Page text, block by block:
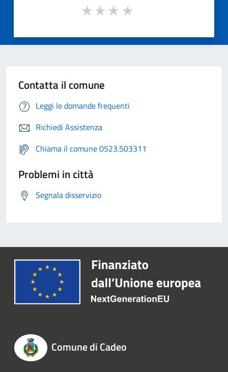
Contatta il comune
Leggi le domande frequenti
Richiedi Assistenza
Chiama il comune 0523.503311
Problemi in città
Segnala disservizio
Comune di Cadeo